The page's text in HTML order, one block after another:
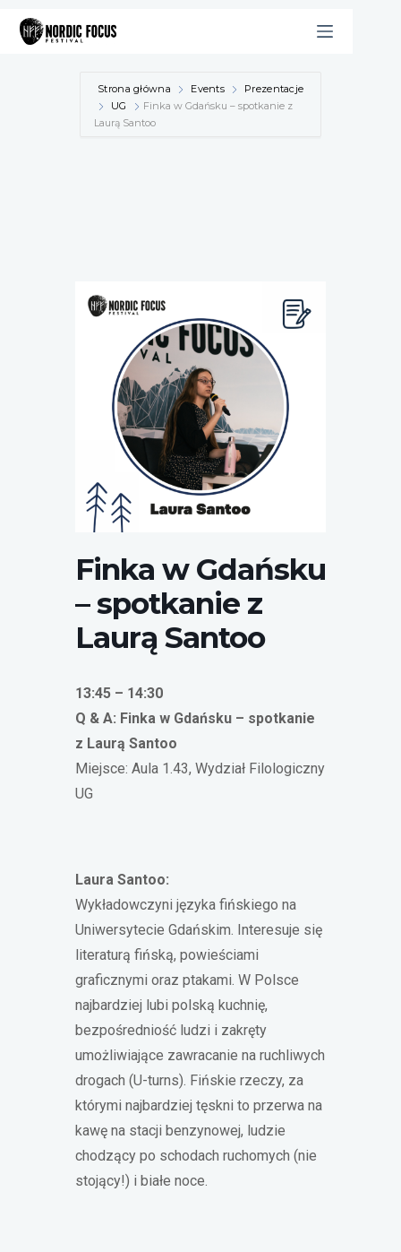
treści
Strona główna Events
Prezentacje
UG
Finka w Gdańsku – spotkanie z
Laurą Santoo
Laura Santoo
Finka w Gdańsku
– spotkanie z
Laurą Santoo
13:45 – 14:30
Q & A: Finka w Gdańsku – spotkanie
z Laurą Santoo
Miejsce: Aula 1.43, Wydział Filologiczny
UG
Laura Santoo:
Wykładowczyni języka fińskiego na
Uniwersytecie Gdańskim. Interesuje się
literaturą fińską, powieściami
graficznymi oraz ptakami. W Polsce
najbardziej lubi polską kuchnię,
bezpośredniość ludzi i zakręty
umożliwiające zawracanie na ruchliwych
drogach (U-turns). Fińskie rzeczy, za
którymi najbardziej tęskni to przerwa na
kawę na stacji benzynowej, ludzie
chodzący po schodach ruchomych (nie
stojący!) i białe noce.